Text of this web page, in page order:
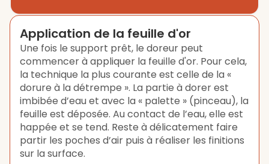
Application de la feuille d'or
Une fois le support prêt, le doreur peut
commencer à appliquer la feuille d'or. Pour cela,
la technique la plus courante est celle de la «
dorure à la détrempe ». La partie à dorer est
imbibée d’eau et avec la « palette » (pinceau), la
feuille est déposée. Au contact de l’eau, elle est
happée et se tend. Reste à délicatement faire
partir les poches d’air puis à réaliser les finitions
sur la surface.